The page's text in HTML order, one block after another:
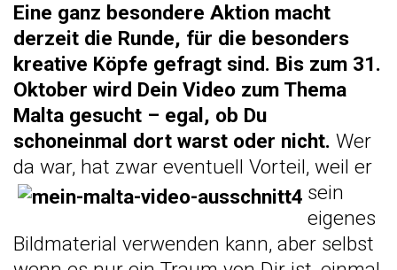
Eine ganz besondere Aktion macht
derzeit die Runde, für die besonders
kreative Köpfe gefragt sind. Bis zum 31.
Oktober wird Dein Video zum Thema
Malta gesucht – egal, ob Du
schoneinmal dort warst oder nicht. Wer
da war, hat zwar eventuell Vorteil, weil er
sein
eigenes
Bildmaterial verwenden kann, aber selbst